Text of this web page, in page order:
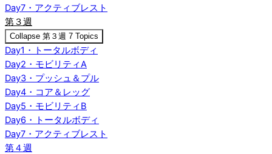
Day7・アクティブレスト
第３週
Collapse 第３週 7 Topics
Day1・トータルボディ
Day2・モビリティA
Day3・プッシュ＆プル
Day4・コア＆レッグ
Day5・モビリティB
Day6・トータルボディ
Day7・アクティブレスト
第４週